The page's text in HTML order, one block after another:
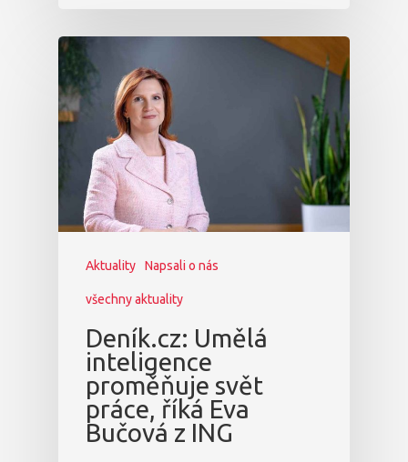
Aktuality Napsali o nás
všechny aktuality
Deník.cz: Umělá
inteligence
proměňuje svět
práce, říká Eva
Bučová z ING